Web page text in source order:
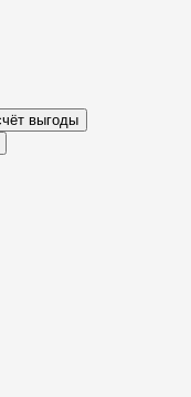
выгоды